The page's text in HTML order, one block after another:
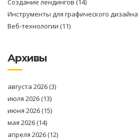
Создание лендингов (14)
Инструменты для графического дизайна
Веб-технологии (11)
Архивы
августа 2026(3)
июля 2026(13)
июня 2026(15)
мая 2026(14)
апреля 2026(12)